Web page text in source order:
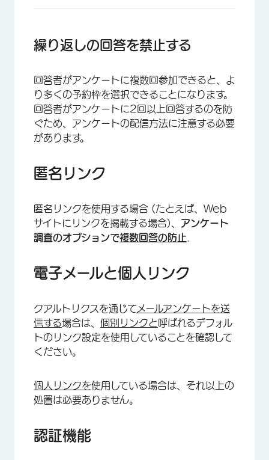
×
繰り返しの回答を禁止する
回答者がアンケートに複数回参加できると、よ
り多くの予約枠を選択できることになります。
回答者がアンケートに2回以上回答するのを防
ぐため、アンケートの配信方法に注意する必要
があります。
匿名リンク
匿名リンクを使用する場合 (たとえば、Web
サイトにリンクを掲載する場合)、 アンケート
調査のオプションで複数回答の防止
電子メールと個人リンク
クアルトリクスを通じて メールアンケートを送
信する場合は、 個別リンクと呼ばれるデフォル
トのリンク設定を使用していることを確認して
ください。
個人リンクを使用している場合は、それ以上の
処置は必要ありません。
認証機能